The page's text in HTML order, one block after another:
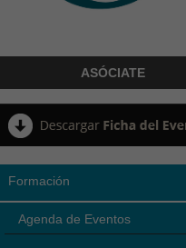
ASÓCIATE
Formación
Agenda de Eventos